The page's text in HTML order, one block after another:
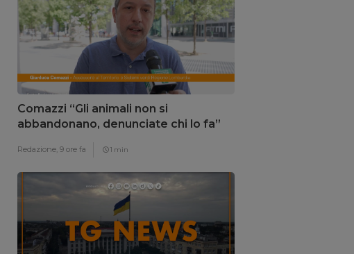
Comazzi “Gli animali non si
abbandonano, denunciate chi lo fa”
Redazione, 9 ore fa 1 min